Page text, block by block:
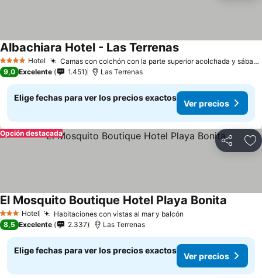
4 EstrellasHotel Camas con colchón con la parte superior acolchada y sábanas Frette italianas
Albachiara Hotel - Las TerrenasVer precios
9,0 Excelente 1.451 Las Terrenas
Elige fechas para ver los precios exactos
Ver precios
Compartir
Opción destacada
3 Estrellas
Hotel Habitaciones con vistas al mar y balcón
El Mosquito Boutique Hotel Playa Bonita
8,5 Excelente 2.337 Las Terrenas
Elige fechas para ver los precios exactos
Ver precios